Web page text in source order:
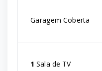
Garagem Coberta
1 Sala de TV